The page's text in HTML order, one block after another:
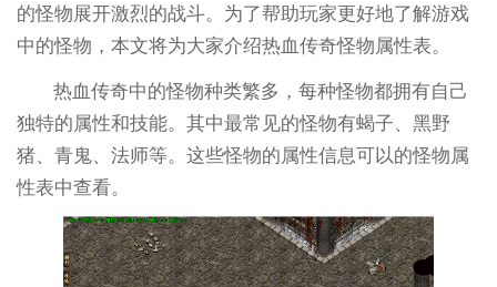
的怪物展开激烈的战斗。为了帮助玩家更好地了解游戏
中的怪物，本文将为大家介绍热血传奇怪物属性表。
热血传奇中的怪物种类繁多，每种怪物都拥有自己
独特的属性和技能。其中最常见的怪物有蝎子、黑野
猪、青鬼、法师等。这些怪物的属性信息可以的怪物属
性表中查看。